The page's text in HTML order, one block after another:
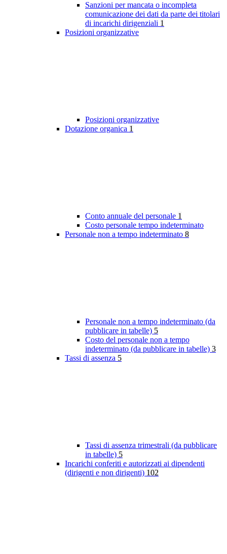
Sanzioni per mancata o incompleta
comunicazione dei dati da parte dei titolari
di incarichi dirigenziali 1
Posizioni organizzative
Posizioni organizzative
Dotazione organica 1
Conto annuale del personale 1
Costo personale tempo indeterminato
Personale non a tempo indeterminato 8
Personale non a tempo indeterminato (da
pubblicare in tabelle) 5
Costo del personale non a tempo
indeterminato (da pubblicare in tabelle) 3
Tassi di assenza 5
Tassi di assenza trimestrali (da pubblicare
in tabelle) 5
Incarichi conferiti e autorizzati ai dipendenti
(dirigenti e non dirigenti) 102